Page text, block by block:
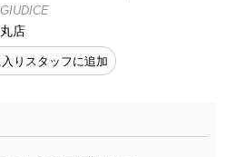
店
りスタッフに追加